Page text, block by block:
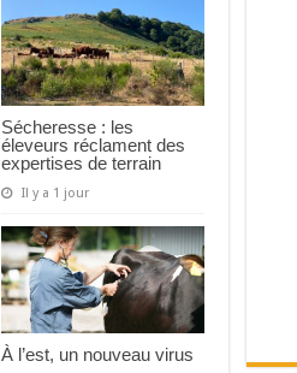
Sécheresse : les
éleveurs réclament des
expertises de terrain
Il y a 1 jour
À l’est, un nouveau virus